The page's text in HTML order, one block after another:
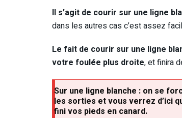
Il s’agit de courir sur une ligne
dans les autres cas c’est assez
Le fait de courir sur une ligne
votre foulée plus droite, et finira
Sur une ligne blanche : on se
les sorties et vous verrez d’ici
fini vos pieds en canard.